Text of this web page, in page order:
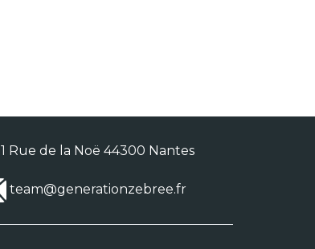
1 Rue de la Noë 44300 Nantes
team@generationzebree.fr